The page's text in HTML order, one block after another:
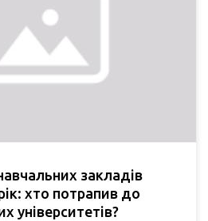
закладів
хто потрапив до
університетів?